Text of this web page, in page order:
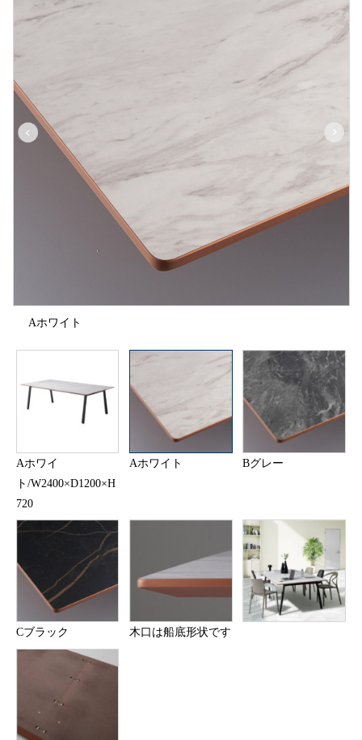
Aホワイト
Aホワイ
ト/W2400×D1200×H
720
Aホワイト Bグレー
Cブラック 木口は船底形状です